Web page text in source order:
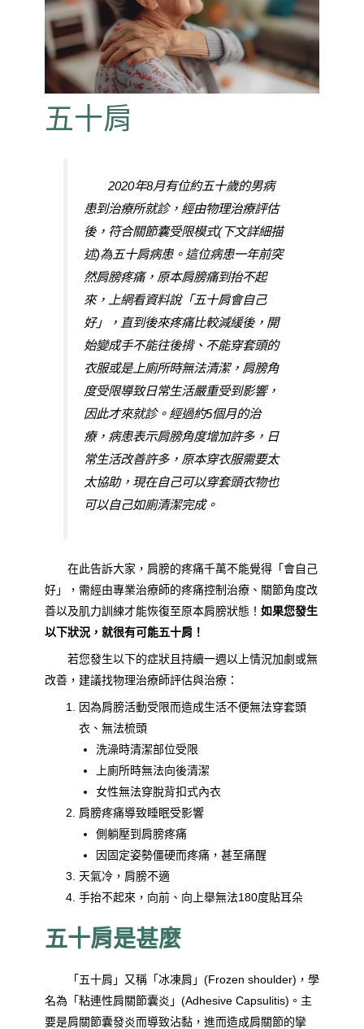
五十肩
2020年8月有位約五十歲的男病
患到治療所就診，經由物理治療評估
後，符合關節囊受限模式(下文詳細描
述)為五十肩病患。這位病患一年前突
然肩膀疼痛，原本肩膀痛到抬不起
來，上網看資料說「五十肩會自己
好」，直到後來疼痛比較減緩後，開
始變成手不能往後揹、不能穿套頭的
衣服或是上廁所時無法清潔，肩膀角
度受限導致日常生活嚴重受到影響，
因此才來就診。經過約5個月的治
療，病患表示肩膀角度增加許多，日
常生活改善許多，原本穿衣服需要太
太協助，現在自己可以穿套頭衣物也
可以自己如廁清潔完成。
在此告訴大家 ，肩膀的疼痛千萬不能覺得「會自己
好」，需經由專業治療師的疼痛控制治療、關節角度改
善以及肌力訓練才能恢復至原本肩膀狀態！ 如果您發生
以下狀況，就很有可能五十肩！
若您發生以下的症狀且持續一週以上情況加劇或無
改善，建議找物理治療師評估與治療：
因為肩膀活動受限而造成生活不便無法穿套頭
衣、無法梳頭
洗澡時清潔部位受限
上廁所時無法向後清潔
女性無法穿脫背扣式內衣
肩膀疼痛導致睡眠受影響
側躺壓到肩膀疼痛
因固定姿勢僵硬而疼痛，甚至痛醒
天氣冷，肩膀不適
手抬不起來，向前、向上舉無法180度貼耳朵
五十肩是甚麼
「五十肩」又稱「冰凍肩」(Frozen shoulder)，學
名為「粘連性肩關節囊炎」(Adhesive Capsulitis)。主
要是肩關節囊發炎而導致沾黏，進而造成肩關節的攣